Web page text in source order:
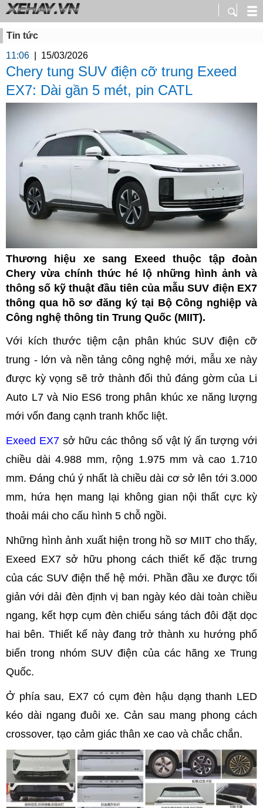
Tin tức
11:06
15/03/2026
Chery tung SUV điện cỡ trung Exeed
EX7: Dài gần 5 mét, pin CATL
Thương hiệu xe sang Exeed thuộc tập đoàn
Chery vừa chính thức hé lộ những hình ảnh và
thông số kỹ thuật đầu tiên của mẫu SUV điện EX7
thông qua hồ sơ đăng ký tại Bộ Công nghiệp và
Công nghệ thông tin Trung Quốc (MIIT).
Với kích thước tiệm cận phân khúc SUV điện cỡ
trung - lớn và nền tảng công nghệ mới, mẫu xe này
được kỳ vọng sẽ trở thành đối thủ đáng gờm của Li
Auto L7 và Nio ES6 trong phân khúc xe năng lượng
mới vốn đang cạnh tranh khốc liệt.
Exeed EX7 sở hữu các thông số vật lý ấn tượng với
chiều dài 4.988 mm, rộng 1.975 mm và cao 1.710
mm. Đáng chú ý nhất là chiều dài cơ sở lên tới 3.000
mm, hứa hẹn mang lại không gian nội thất cực kỳ
thoải mái cho cấu hình 5 chỗ ngồi.
Những hình ảnh xuất hiện trong hồ sơ MIIT cho thấy,
Exeed EX7 sở hữu phong cách thiết kế đặc trưng
của các SUV điện thế hệ mới. Phần đầu xe được tối
giản với dải đèn định vị ban ngày kéo dài toàn chiều
ngang, kết hợp cụm đèn chiếu sáng tách đôi đặt dọc
hai bên. Thiết kế này đang trở thành xu hướng phổ
biến trong nhóm SUV điện của các hãng xe Trung
Quốc.
Ở phía sau, EX7 có cụm đèn hậu dạng thanh LED
kéo dài ngang đuôi xe. Cản sau mang phong cách
crossover, tạo cảm giác thân xe cao và chắc chắn.